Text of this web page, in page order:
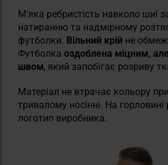
М'яка ребристість навколо шиї
натиранню та надмірному
футболки. Вільний крій не
Футболка оздоблена міцним,
швом, який запобігає розриву
Матеріал не втрачає кольору
тривалому носінні. На
логотип виробника.